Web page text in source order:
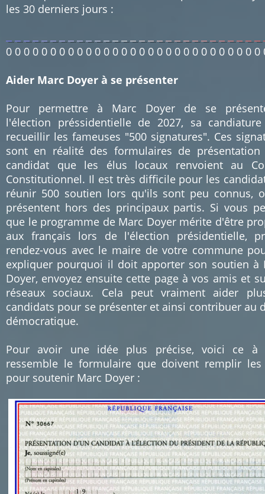
les 30 derniers jours :
0 0 0 0 0 0 0 0 0 0 0 0 0 0 0 0 0 0 0 0 0 0 0 0 0 0 0 0 0
Aider Marc Doyer à se présenter
Pour permettre à Marc Doyer de se
l'élection préssidentielle de 2027, sa
recueillir les fameuses "500 signatures". Ces
sont en réalité des formulaires de présentation
candidat que les élus locaux renvoient au
Constitutionnel. Il est très difficile pour les
réunir 500 soutien lors qu'ils sont peu connus,
présentent hors des principaux partis. Si vous
que le programme de Marc Doyer mérite d'être
aux français lors de l'élection présidentielle,
rendez-vous avec le maire de votre commune
expliquer pourquoi il doit apporter son soutien à
Doyer, envoyez ensuite cette page à vos amis et
réseaux sociaux. Cela peut vraiment aider
candidats pour se présenter et ainsi contribuer au
démocratique.
Pour avoir une idée plus précise, voici ce à
ressemble le formulaire que doivent remplir les
pour soutenir Marc Doyer :